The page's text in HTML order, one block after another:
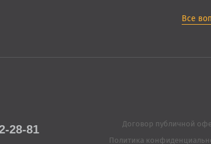
Все
28-81 Договор публичной
Политика